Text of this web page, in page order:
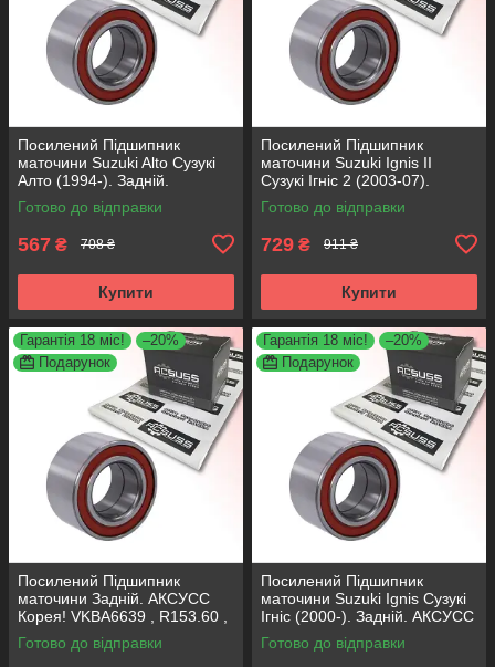
Посилений Підшипник
маточини Suzuki Alto Сузукі
Алто (1994-). Задній.
АКСУСС Корея! VKBA6639 ,
R153.60 , 713623480
Готово до відправки
567 ₴ 708 ₴
Купити
Посилений Підшипник
маточини Suzuki Ignis II
Сузукі Ігніс 2 (2003-07).
Передній. АКСУСС Корея!
VKBA6819 , R177.44 ,
Готово до відправки
729 ₴ 911 ₴
Купити
Гарантія 18 міс!
–20%
Подарунок
Посилений Підшипник
маточини Задній. АКСУСС
Корея! VKBA6639 , R153.60 ,
713623480
Готово до відправки
Гарантія 18 міс!
–20%
Подарунок
Посилений Підшипник
маточини Suzuki Ignis Сузукі
Ігніс (2000-). Задній. АКСУСС
Корея! VKBA6639 , R153.60 ,
713623480
Готово до відправки